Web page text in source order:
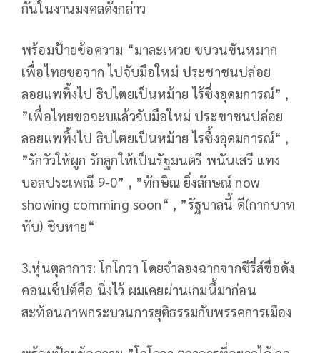
กันในงานมงคลดังกล่าว
พร้อมป้ายข้อความ “มาละเหวย ขบวนขันหมาก
เพื่อไทยขอจาก ไปจับมือใหม่ ประชาชนปล่อย
ลอยแพทิ้งไป ธิปไตยเป็นหม้าย ไร้ซึ่งอุดมการณ์” ,
”เพื่อไทยขอจะบแล้วจับมือใหม่ ประขาชนปล่อย
ลอยแพทิ้งไป ธิปไตยเป็นหม้าย ไรซึ้งอุดมการณ์“ ,
”รักวัวให้ผูก รักลูกให้เป็นรัฐมนตรี พนันเสรี แทง
บอลประเพณี 9-0” , ”ทักษิณ ยิ่งลักษณ์ now
showing comming soon“ , ”รัฐบาลนี้ ดี(กากบาท
ทับ) ชิบหาย“
3.หุ่นตุลาการ: โกโกวา โดยจำลองฉากจากซีรี่ส์ชื่อดัง
คอนเซ็ปต์คือ นิ่งไว้ ผมเคยผ่านเกมนี้มาก่อน
สะท้อนภาพกระบวนการยุติธรรมกับพรรคการเมือง